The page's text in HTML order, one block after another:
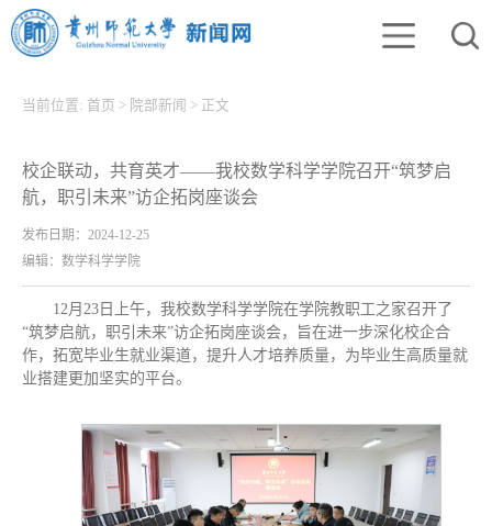
当前位置: 首页 > 院部新闻 > 正文
校企联动，共育英才——我校数学科学学院召开“筑梦启
航，职引未来”访企拓岗座谈会
发布日期：2024-12-25
编辑：数学科学学院
12月23日上午，我校数学科学学院在学院教职工之家召开了
“筑梦启航，职引未来”访企拓岗座谈会，旨在进一步深化校企合
作，拓宽毕业生就业渠道，提升人才培养质量，为毕业生高质量就
业搭建更加坚实的平台。